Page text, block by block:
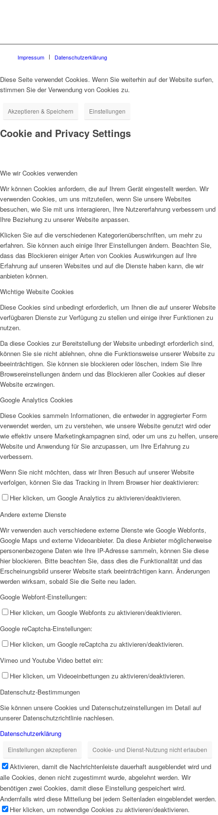
Impressum Datenschutzerklärung
Diese Seite verwendet Cookies. Wenn Sie weiterhin auf der Website surfen,
stimmen Sie der Verwendung von Cookies zu.
Akzeptieren & Speichern Einstellungen
Cookie and Privacy Settings
Wie wir Cookies verwenden
Wir können Cookies anfordern, die auf Ihrem Gerät eingestellt werden. Wir
verwenden Cookies, um uns mitzuteilen, wenn Sie unsere Websites
besuchen, wie Sie mit uns interagieren, Ihre Nutzererfahrung verbessern und
Ihre Beziehung zu unserer Website anpassen.
Klicken Sie auf die verschiedenen Kategorienüberschriften, um mehr zu
erfahren. Sie können auch einige Ihrer Einstellungen ändern. Beachten Sie,
dass das Blockieren einiger Arten von Cookies Auswirkungen auf Ihre
Erfahrung auf unseren Websites und auf die Dienste haben kann, die wir
anbieten können.
Wichtige Website Cookies
Diese Cookies sind unbedingt erforderlich, um Ihnen die auf unserer Website
verfügbaren Dienste zur Verfügung zu stellen und einige ihrer Funktionen zu
nutzen.
Da diese Cookies zur Bereitstellung der Website unbedingt erforderlich sind,
können Sie sie nicht ablehnen, ohne die Funktionsweise unserer Website zu
beeinträchtigen. Sie können sie blockieren oder löschen, indem Sie Ihre
Browsereinstellungen ändern und das Blockieren aller Cookies auf dieser
Website erzwingen.
Google Analytics Cookies
Diese Cookies sammeln Informationen, die entweder in aggregierter Form
verwendet werden, um zu verstehen, wie unsere Website genutzt wird oder
wie effektiv unsere Marketingkampagnen sind, oder um uns zu helfen, unsere
Website und Anwendung für Sie anzupassen, um Ihre Erfahrung zu
verbessern.
Wenn Sie nicht möchten, dass wir Ihren Besuch auf unserer Website
verfolgen, können Sie das Tracking in Ihrem Browser hier deaktivieren:
Hier klicken, um Google Analytics zu aktivieren/deaktivieren.
Andere externe Dienste
Wir verwenden auch verschiedene externe Dienste wie Google Webfonts,
Google Maps und externe Videoanbieter. Da diese Anbieter möglicherweise
personenbezogene Daten wie Ihre IP-Adresse sammeln, können Sie diese
hier blockieren. Bitte beachten Sie, dass dies die Funktionalität und das
Erscheinungsbild unserer Website stark beeinträchtigen kann. Änderungen
werden wirksam, sobald Sie die Seite neu laden.
Google Webfont-Einstellungen:
Hier klicken, um Google Webfonts zu aktivieren/deaktivieren.
Google reCaptcha-Einstellungen:
Hier klicken, um Google reCaptcha zu aktivieren/deaktivieren.
Vimeo und Youtube Video bettet ein:
Hier klicken, um Videoeinbettungen zu aktivieren/deaktivieren.
Datenschutz-Bestimmungen
Sie können unsere Cookies und Datenschutzeinstellungen im Detail auf
unserer Datenschutzrichtlinie nachlesen.
Datenschutzerklärung
Einstellungen akzeptieren Cookie- und Dienst-Nutzung nicht erlauben
Aktivieren, damit die Nachrichtenleiste dauerhaft ausgeblendet wird und
alle Cookies, denen nicht zugestimmt wurde, abgelehnt werden. Wir
benötigen zwei Cookies, damit diese Einstellung gespeichert wird.
Andernfalls wird diese Mitteilung bei jedem Seitenladen eingeblendet werden.
Hier klicken, um notwendige Cookies zu aktivieren/deaktivieren.